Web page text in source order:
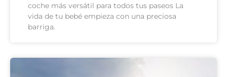
coche más versátil para todos tus paseos La
vida de tu bebé empieza con una preciosa
barriga.